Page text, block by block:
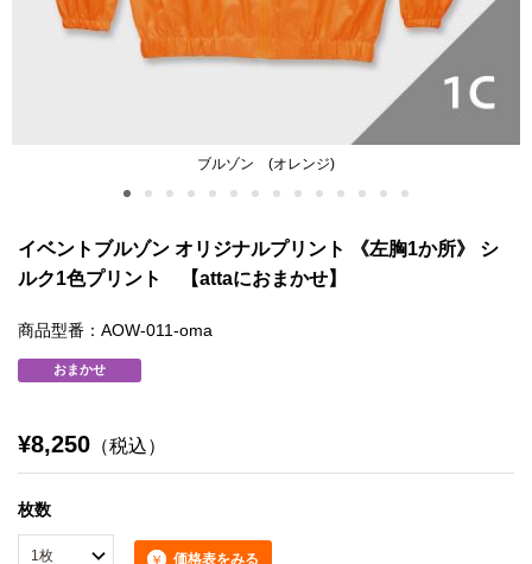
ブルゾン (オレンジ)
イベントブルゾン オリジナルプリント 《左胸1か所》 シ
ルク1色プリント 【attaにおまかせ】
商品型番：AOW-011-oma
おまかせ
¥8,250 （税込）
枚数
価格表をみる